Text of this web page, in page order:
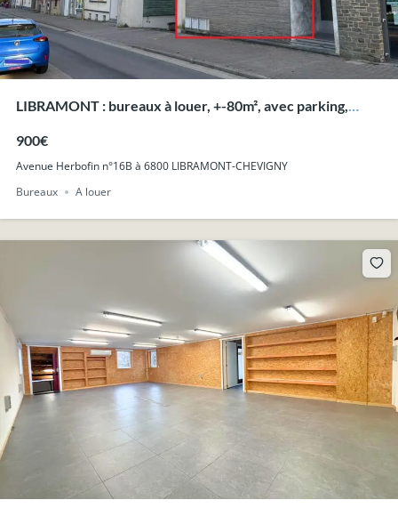
LIBRAMONT : bureaux à louer, +-80m², avec parking,
900€
Avenue Herbofin n°16B à 6800 LIBRAMONT-CHEVIGNY
Bureaux
A louer